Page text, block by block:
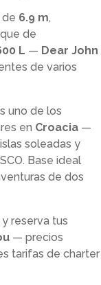
de 6.9 m,
de
L — Dear John
de varios
uno de los
en Croacia —
soleadas y
Base ideal
de dos
y reserva tus
— precios
tarifas de charter